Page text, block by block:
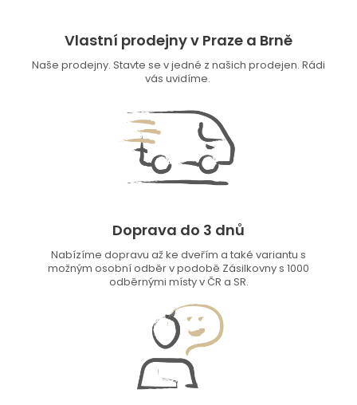
Vlastní prodejny v Praze a Brně
Naše prodejny. Stavte se v jedné z našich prodejen. Rádi
vás uvidíme.
Doprava do 3 dnů
Nabízíme dopravu až ke dveřím a také variantu s
možným osobní odběr v podobě Zásilkovny s 1000
odběrnými místy v ČR a SR.